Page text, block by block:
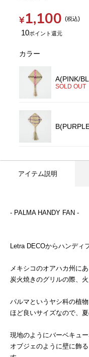
¥1,100 税込
10
カラー
A(PINK/
SOLD OUT
アイテム説明
- PALMA HANDY FAN -
Letra DECOからハンディ
メキシコのオアハカ州に
炭火焼きのグリルの際、
パルマというヤシ科の植物
ほど良いサイズなので、
現地のようにバーベキュ
オブジェのように壁に飾